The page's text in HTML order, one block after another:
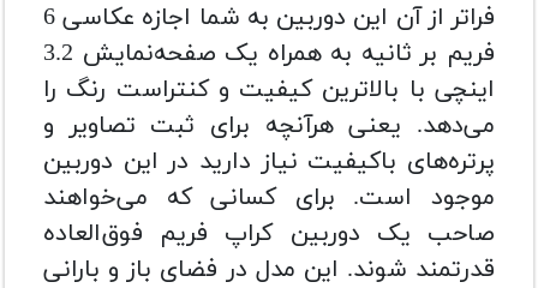
فراتر از آن این دوربین به شما اجازه عکاسی 6
فریم بر ثانیه به همراه یک صفحه‌نمایش 3.2
اینچی با بالاترین کیفیت و کنتراست رنگ را
می‌دهد. یعنی هرآنچه برای ثبت تصاویر و
پرتره‌های باکیفیت نیاز دارید در این دوربین
موجود است. برای کسانی که می‌خواهند
صاحب یک دوربین کراپ فریم فوق‌العاده
قدرتمند شوند. این مدل در فضای باز و بارانی